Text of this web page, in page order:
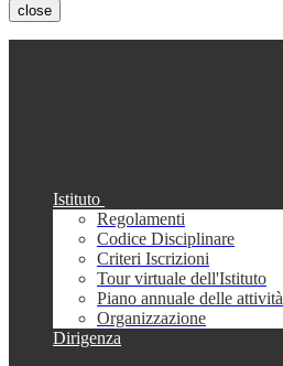
close
Istituto
Regolamenti
Codice Disciplinare
Criteri Iscrizioni
Tour virtuale dell'Istituto
Piano annuale delle attività
Organizzazione
Dirigenza